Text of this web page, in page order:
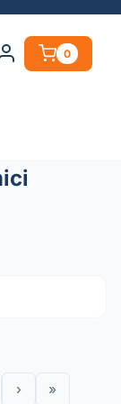
0
› »